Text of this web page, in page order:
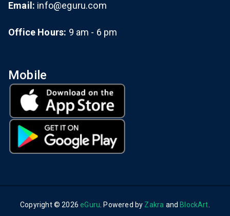
Email: info@eguru.com
Office Hours: 9 am - 6 pm
Mobile
Copyright © 2026eGuru . Powered by Zakra and BlockArt